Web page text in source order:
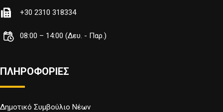
+30 2310 318334
08:00 – 14:00 (Δευ. - Παρ.)
ΠΛΗΡΟΦΟΡΙΕΣ
Δημοτικό Συμβούλιο Νέων